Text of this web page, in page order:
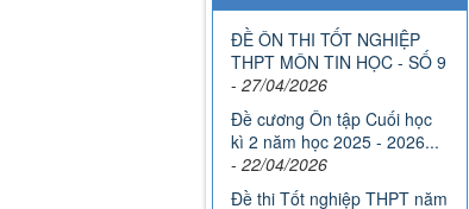
ĐỀ ÔN THI TỐT NGHIỆP
THPT MÔN TIN HỌC - SỐ 9
- 27/04/2026
Đề cương Ôn tập Cuối học
kì 2 năm học 2025 - 2026...
- 22/04/2026
Đề thi Tốt nghiệp THPT năm